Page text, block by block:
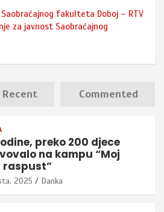
fakulteta Doboj – RTV
za javnost Saobraćajnog
Recent Commented
preko 200 djece
na kampu “Moj
raspust”
2025 Danka